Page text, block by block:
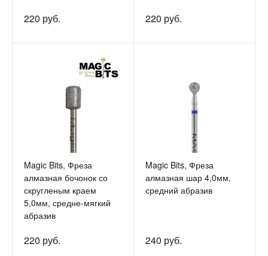
220 руб. 220 руб.
Magic Bits, Фреза
алмазная бочонок со
скругленым краем
5,0мм, средне-мягкий
абразив
220 руб.
Magic Bits, Фреза
алмазная шар 4,0мм,
средний абразив
240 руб.